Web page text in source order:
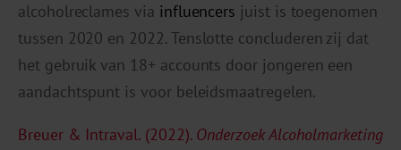
alcoholreclames via influencers juist is toegenomen
tussen 2020 en 2022. Tenslotte concluderen zij dat
het gebruik van 18+ accounts door jongeren een
aandachtspunt is voor beleidsmaatregelen.
Breuer & Intraval. (2022). Onderzoek Alcoholmarketing